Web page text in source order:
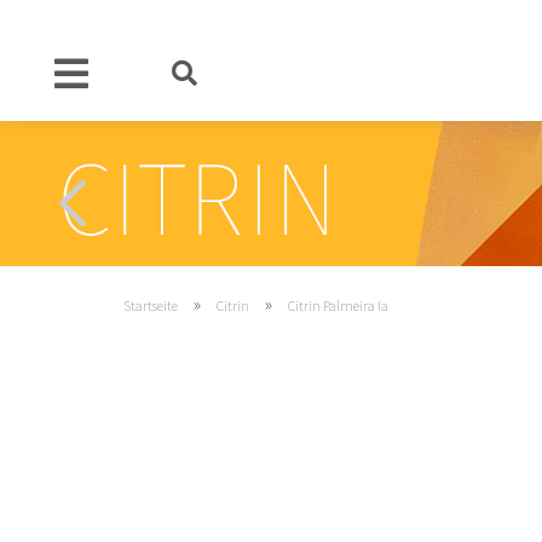
Startseite » Citrin » Citrin Palmeira Ia